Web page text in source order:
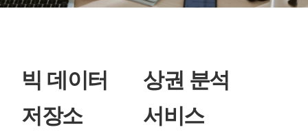
빅 데이터
저장소
상권 분석
서비스